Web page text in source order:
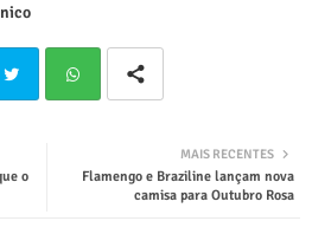
ter tsap
MAIS RECENTES
Flamengo e Braziline lançam nova
camisa para Outubro Rosa
o